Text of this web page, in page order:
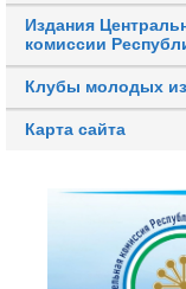
Издания
комиссии
Клубы молодых
Карта сайта